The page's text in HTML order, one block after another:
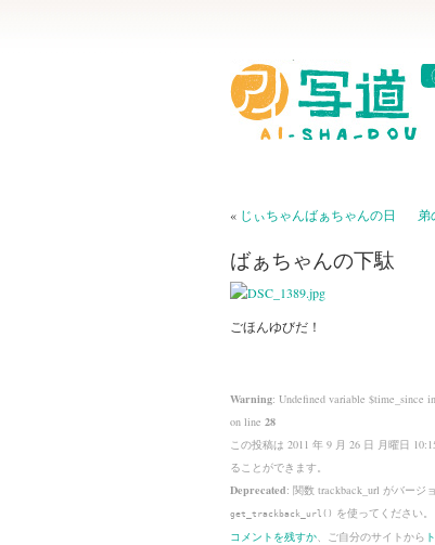
« じぃちゃんばぁちゃんの日 弟
ばぁちゃんの下駄
ごほんゆびだ！
Warning: Undefined variable $time_since in
on line 28
この投稿は 2011 年 9 月 26 日 月曜日
ることができます。
Deprecated: 関数 trackback_url がバージ
get_trackback_url() を使ってください
コメントを残すか、ご自分のサイトから